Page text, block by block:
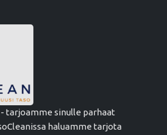
tarjoamme sinulle parhaat
haluamme tarjota